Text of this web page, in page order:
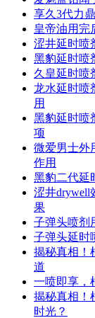
享久3代力
皇帝油用完
涩井延时喷
黑豹延时喷
久皇延时喷
龙水延时喷
用
黑豹延时喷
项
微爱男士外
作用
黑豹二代延
涩井drywell
果
子弹头喷剂
子弹头延时
揭秘真相！
道
一喷即享，
揭秘真相！
时光？